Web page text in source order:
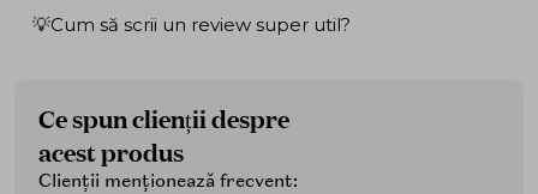
💡Cum să scrii un review super util?
Ce spun clienții despre
acest produs
Clienții menționează frecvent: